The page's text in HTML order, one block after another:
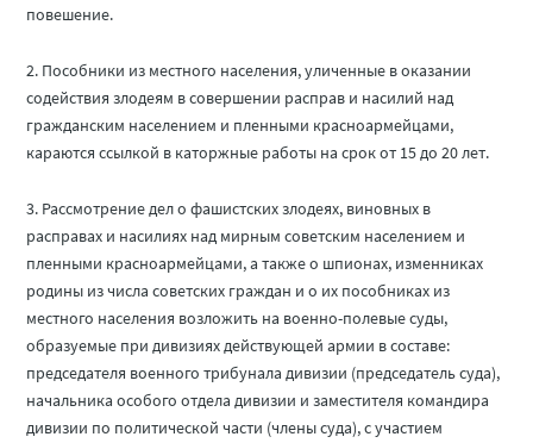
повешение.
2. Пособники из местного населения, уличенные в оказании
содействия злодеям в совершении расправ и насилий над
гражданским населением и пленными красноармейцами,
караются ссылкой в каторжные работы на срок от 15 до 20 лет.
3. Рассмотрение дел о фашистских злодеях, виновных в
расправах и насилиях над мирным советским населением и
пленными красноармейцами, а также о шпионах, изменниках
родины из числа советских граждан и о их пособниках из
местного населения возложить на военно-полевые суды,
образуемые при дивизиях действующей армии в составе:
председателя военного трибунала дивизии (председатель суда),
начальника особого отдела дивизии и заместителя командира
дивизии по политической части (члены суда), с участием